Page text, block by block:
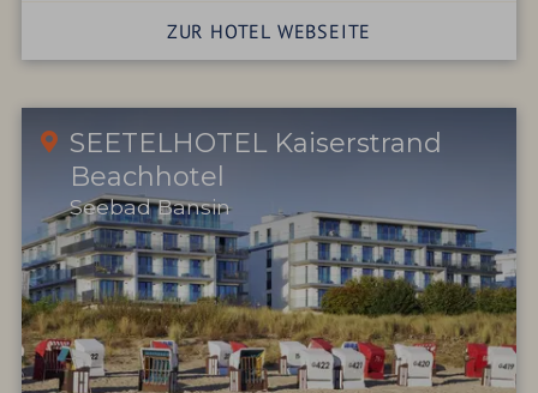
ZUR HOTEL WEBSEITE
SEETELHOTEL Kaiserstrand
Beachhotel
Seebad Bansin